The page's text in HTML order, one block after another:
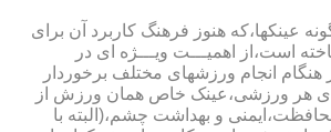
عینکها،که هنوز فرهنگ کاربرد آن برای
است،از اهمیـــت ویـــژه ای در
انجام ورزشهای مختلف برخوردار
هر ورزشی،عینک خاص همان ورزش از
و بهداشت چشم،(البته با